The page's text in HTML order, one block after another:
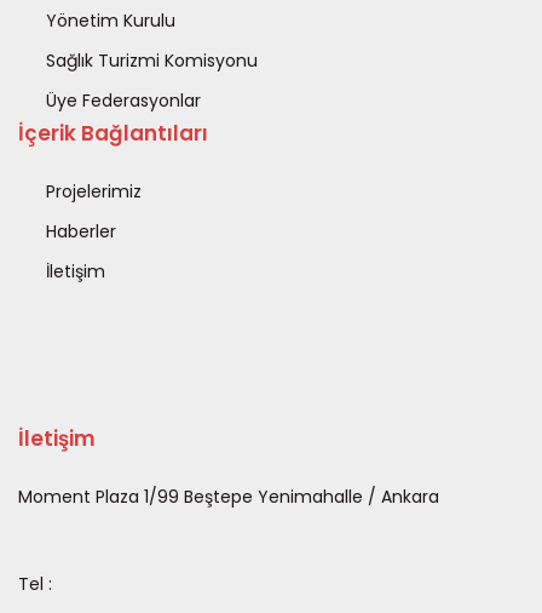
Yönetim Kurulu
Sağlık Turizmi Komisyonu
Üye Federasyonlar
İçerik Bağlantıları
Projelerimiz
Haberler
İletişim
İletişim
Moment Plaza 1/99 Beştepe Yenimahalle / Ankara
Tel :